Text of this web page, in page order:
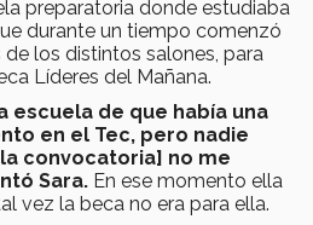
preparatoria donde estudiaba
durante un tiempo comenzó
los distintos salones, para
Líderes del Mañana.
escuela de que había una
en el Tec, pero nadie
convocatoria] no me
Sara. En ese momento ella
vez la beca no era para ella.